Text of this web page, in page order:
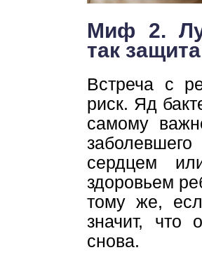
Миф 2.
так
Встреча с
риск. Яд
самому
сердцем
здоровьем
тому же,
значит, что
снова.